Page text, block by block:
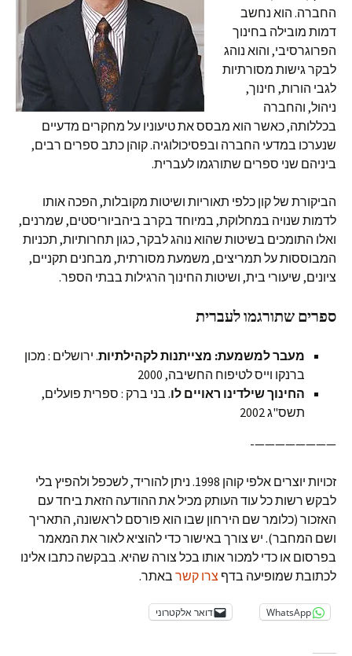
החברה. הוא נחשב
דמות מובילה בחינוך
הפרוגרסיבי, והוא נוהג
לבקר גישות מסורתיות
לגבי הורות, חינוך,
ניהול, והחברה
בכללותה, כאשר הוא מבסס את טיעוניו על מחקרים מדעיים
שנערכו במדעי החברה ובפסיכולוגיה. קוהן כתב ספרים רבים,
ביניהם שני ספרים שתורגמו לעברית.
הביקורת של קון כלפי תאוריות ושיטות מקובלות, הפכה אותו
לדמות שנויה במחלוקת, במיוחד בקרב ביהביוריסטים, שמרנים,
ואלו התומכים בשיטות שהוא נוהג לבקר, כגון תחרותיות, תכניות
המבוססות על תמריצים, משמעת מסורתית, מבחנים תקניים,
ציונים, שיעורי בית, ושיטות החינוך הרגילות בבתי הספר.
ספרים שתורגמו לעברית
מעבר למשמעת: מצייתנות לקהילתיות. ירושלים : מכון
ברנקו וייס לטיפוח החשיבה, 2000
החינוך שילדינו ראויים לו. בני ברק : ספרית פועלים,
תשס"ג 2002
————————-
זכויות יוצרים אלפי קוהן 1998. ניתן להוריד, לשכפל ולהפיץ בלי
לבקש רשות כל עוד העותק מכיל את ההודעה הזאת ביחד עם
האזכור (כלומר שם הירחון שבו הוא פורסם לראשונה, התאריך
ושם המחבר). יש צורך באישור כדי להוציא לאור את המאמר
בפרסום או כדי למכור אותו בכל צורה שהיא. בבקשה כתבו אלינו
לכתובת שמופיעה בדף צרו קשר באתר.
WhatsApp דואר אלקטרוני